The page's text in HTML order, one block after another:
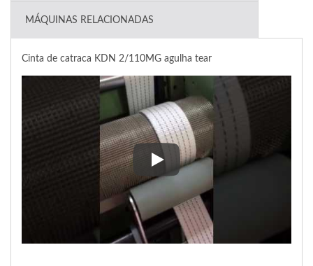
MÁQUINAS RELACIONADAS
Cinta de catraca KDN 2/110MG agulha tear
Cinta de catraca KDN 2/